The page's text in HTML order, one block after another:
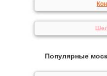
Популярные